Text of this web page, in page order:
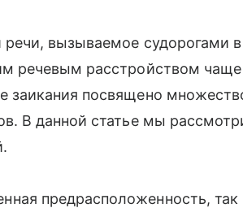
вызываемое судорогами в
речевым расстройством чаще
заикания посвящено
В данной статье мы
предрасположенность, так